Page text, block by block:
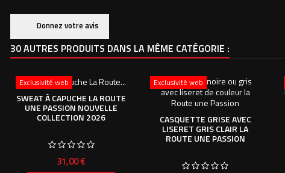
Donnez votre avis
30 AUTRES PRODUITS DANS LA MÊME CATÉGORIE :
Exclusivité web
SWEAT À CAPUCHE LA ROUTE
UNE PASSION NOUVELLE
COLLECTION 2026
Prix
31,00 €
Exclusivité web
CASQUETTE GRISE AVEC
LISERET GRIS CLAIR LA
ROUTE UNE PASSION